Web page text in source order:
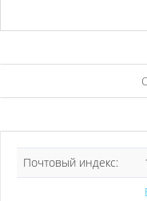
Почтовый индекс: